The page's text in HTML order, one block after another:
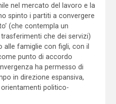
nel mercato del lavoro e la
spinto i partiti a convergere
(che contempla un
che dei servizi)
alle famiglie con figli, con il
punto di accordo
ha permesso di
in direzione espansiva,
politico-